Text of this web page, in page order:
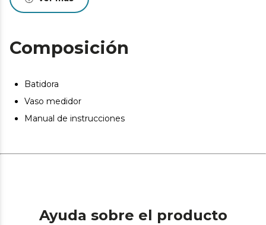
Composición
Batidora
Vaso medidor
Manual de instrucciones
Ayuda sobre el producto